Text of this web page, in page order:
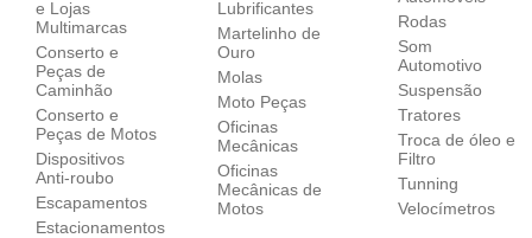
e Lojas
Multimarcas
Conserto e
Peças de
Caminhão
Conserto e
Peças de Motos
Dispositivos
Anti-roubo
Escapamentos
Estacionamentos
Lubrificantes
Martelinho de
Ouro
Molas
Moto Peças
Oficinas
Mecânicas
Oficinas
Mecânicas de
Motos
Rodas
Som
Automotivo
Suspensão
Tratores
Troca de óleo e
Filtro
Tunning
Velocímetros